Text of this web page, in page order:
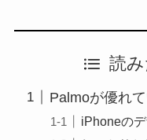
読
Palmoが優れ
iPhoneの